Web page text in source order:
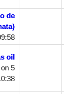
de
oil
on 5